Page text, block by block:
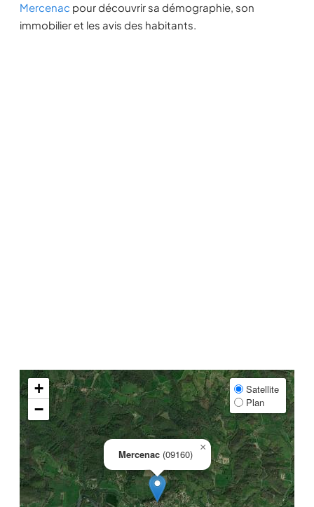
Mercenac pour découvrir sa démographie, son
immobilier et les avis des habitants.
Mercenac (09160)
×
+
−
Satellite
Plan